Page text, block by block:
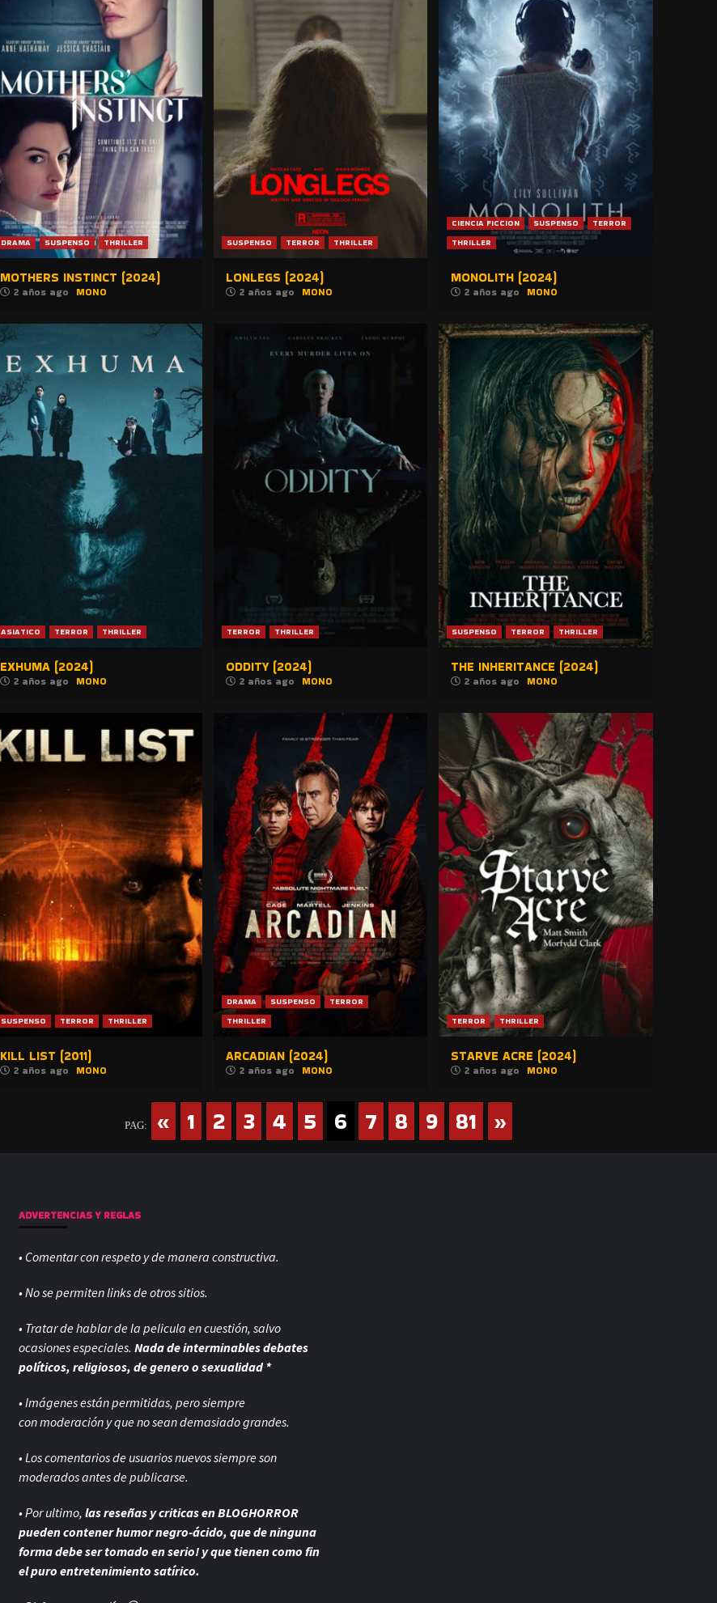
DRAMA SUSPENSO THRILLER
MOTHERS INSTINCT (2024)
2 años ago MONO
SUSPENSO TERROR THRILLER
LONLEGS (2024)
2 años ago MONO
CIENCIA FICCION SUSPENSO
TERROR
THRILLER
MONOLITH (2024)
2 años ago MONO
ASIATICO TERROR THRILLER
EXHUMA (2024)
2 años ago MONO
TERROR THRILLER
ODDITY (2024)
2 años ago MONO
SUSPENSO TERROR THRILLER
THE INHERITANCE (2024)
2 años ago MONO
SUSPENSO TERROR THRILLER
KILL LIST (2011)
2 años ago MONO
DRAMA SUSPENSO
TERROR
THRILLER
ARCADIAN (2024)
2 años ago MONO
TERROR THRILLER
STARVE ACRE (2024)
2 años ago MONO
PAG: « 1 2 3 4 5 6 7 8 9 81 »
ADVERTENCIAS Y REGLAS
• Comentar con respeto y de manera constructiva.
• No se permiten links de otros sitios.
• Tratar de hablar de la pelicula en cuestión, salvo
ocasiones especiales.Nada de interminables debates
políticos, religiosos, de genero o sexualidad *
• Imágenes están permitidas, pero siempre
conmoderación y que no sean demasiado grandes.
• Los comentarios de usuarios nuevos siempre son
moderados antes de publicarse.
• Por ultimo,las reseñas y criticas en BLOGHORROR
pueden contener humor negro-ácido, que de ninguna
forma debe ser tomado en serio! y que tienen como fin
el puro entretenimiento satírico.